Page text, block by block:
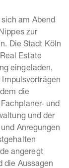
am Abend
zur
Die Stadt Köln
Estate
eingeladen,
die
und
und der
Anregungen
angeregt
die Aussagen